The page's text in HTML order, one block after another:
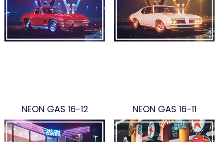
NEON GAS 16-12 NEON GAS 16-11